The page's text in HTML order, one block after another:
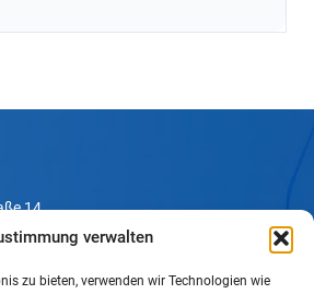
verwalten
zu bieten, verwenden wir Technologien wie
14
10